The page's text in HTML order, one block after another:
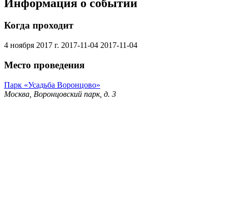
Информация о событии
Когда проходит
4 ноября 2017 г. 2017-11-04 2017-11-04
Место проведения
Парк «Усадьба Воронцово»
Москва, Воронцовский парк, д. 3